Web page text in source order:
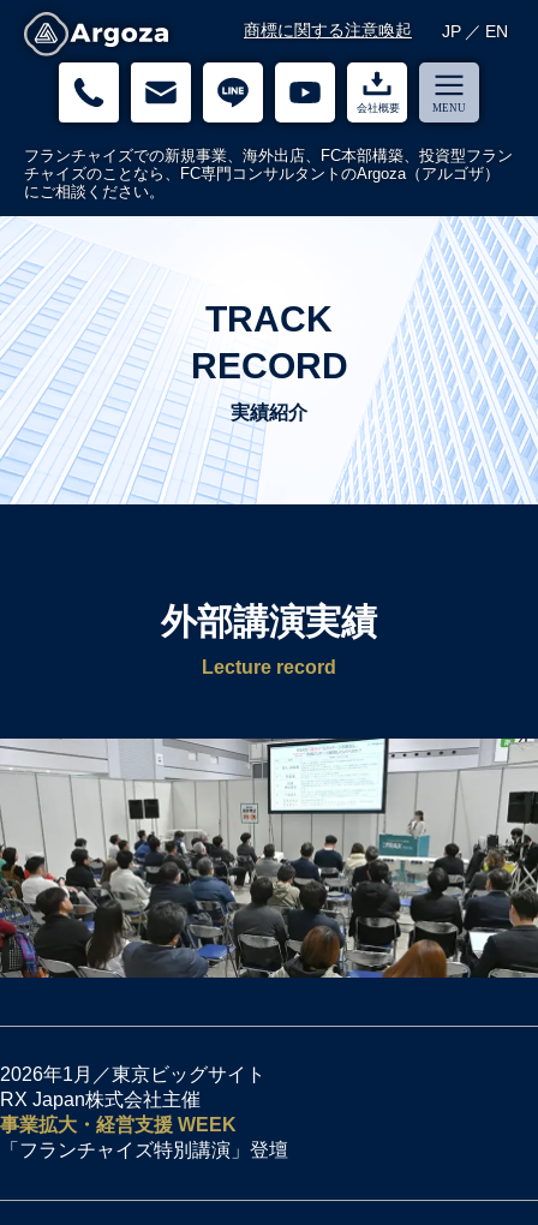
ッ
プ
商標に関する注意喚起 JP ／ EN
フランチャイズでの新規事業、海外出店、FC本部構築、投資型フラン
チャイズのことなら、FC専門コンサルタントのArgoza（アルゴザ）
にご相談ください。
TRACK
RECORD
実績紹介
外部講演実績
Lecture record
2026年1月／東京ビッグサイト
RX Japan株式会社主催
事業拡大・経営支援 WEEK
「フランチャイズ特別講演」登壇